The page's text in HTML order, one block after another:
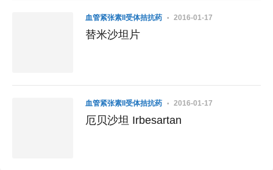
血管紧张素II受体拮抗药 2016-01-17
替米沙坦片
血管紧张素II受体拮抗药 2016-01-17
厄贝沙坦 Irbesartan